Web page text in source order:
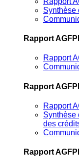
Synthèse
Rapport
Rapport
Rapport
Rapport
Synthèse
des
Rapport